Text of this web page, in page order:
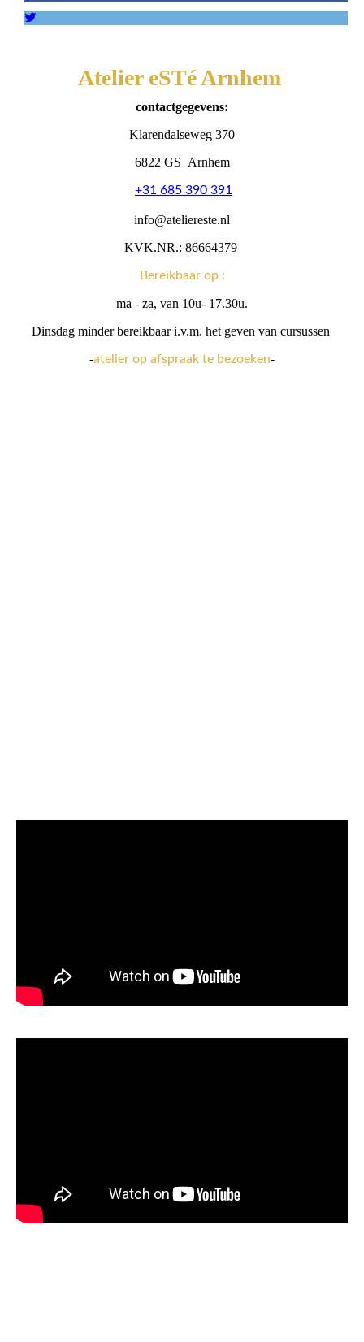
Atelier eSTé Arnhem
contactgegevens:
Klarendalseweg 370
6822 GS Arnhem
+31 685 390 391
info@ateliereste.nl
KVK.NR.: 86664379
Bereikbaar op :
ma - za, van 10u- 17.30u.
Dinsdag minder bereikbaar i.v.m. het geven van cursussen
-atelier op afspraak te bezoeken-